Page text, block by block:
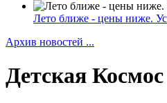
Лето ближе - цены ниже.
Архив новостей ...
Детская Космос